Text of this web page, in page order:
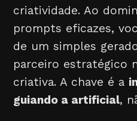
criatividade. Ao
prompts eficazes,
de um simples
parceiro estratégico
criativa. A chave é a
guiando a artificial,